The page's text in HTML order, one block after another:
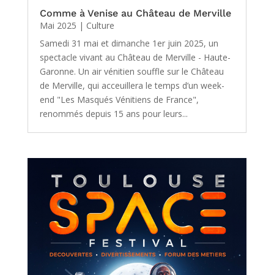
Comme à Venise au Château de Merville
Mai 2025 | Culture
Samedi 31 mai et dimanche 1er juin 2025, un
spectacle vivant au Château de Merville - Haute-
Garonne. Un air vénitien souffle sur le Château
de Merville, qui acceuillera le temps d’un week-
end "Les Masqués Vénitiens de France",
renommés depuis 15 ans pour leurs...